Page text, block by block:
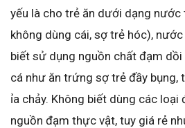
yếu là cho trẻ ăn dưới dạng
không dùng cái, sợ trẻ hóc),
biết sử dụng nguồn chất đạm
cá như ăn trứng sợ trẻ đầy bụng,
ỉa chảy. Không biết dùng các loại
nguồn đạm thực vật, tuy giá rẻ